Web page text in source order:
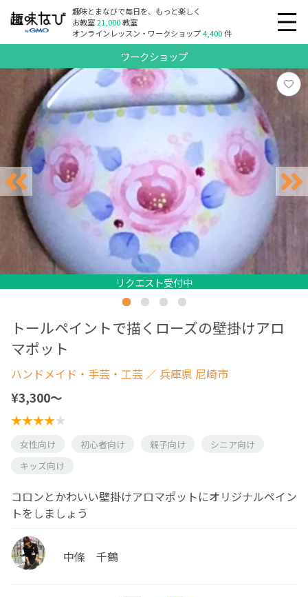
趣味とまなびで毎日を、もっと楽しく
お教室21,000教室
オンラインレッスン・ワークショップ4,400件
ワークショップ
リクエスト受付中
リクエスト受付中
リクエスト受付中
リクエスト受付中
リクエスト受付中
トールペイントで描くローズの壁掛けアロ
マポット
ハンドメイド・手芸・工芸 ／ 兵庫県 尼崎市
¥3,300〜
女性向け 初心者向け 親子向け
シニア向け
キッズ向け
コロンとかわいい壁掛けアロマポットにオリジナルペイン
トをしましょう
中條 千鶴